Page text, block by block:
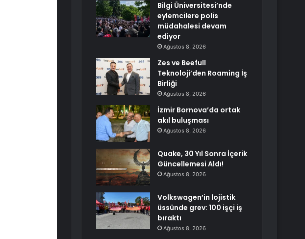
Bilgi Üniversitesi’nde
eylemcilere polis
müdahalesi devam
ediyor
Ağustos 8, 2026
Zes ve Beefull
Teknoloji’den Roaming İş
Birliği
Ağustos 8, 2026
İzmir Bornova’da ortak
akıl buluşması
Ağustos 8, 2026
Quake, 30 Yıl Sonra İçerik
Güncellemesi Aldı!
Ağustos 8, 2026
Volkswagen’in lojistik
üssünde grev: 100 işçi iş
bıraktı
Ağustos 8, 2026